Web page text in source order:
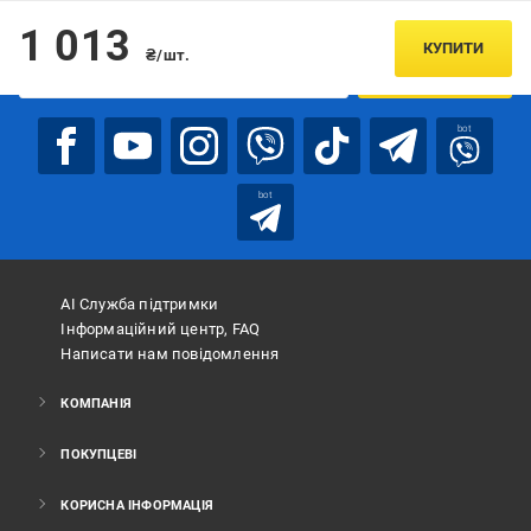
1 013 ₴/шт. КУПИТИ
Підписуйтесь, щоб дізнаватись першим про акції та пропозиції
ПІДПИСАТИСЯ
bot
bot
АІ Служба підтримки
Інформаційний центр, FAQ
Написати нам повідомлення
КОМПАНІЯ
ПОКУПЦЕВІ
КОРИСНА ІНФОРМАЦІЯ